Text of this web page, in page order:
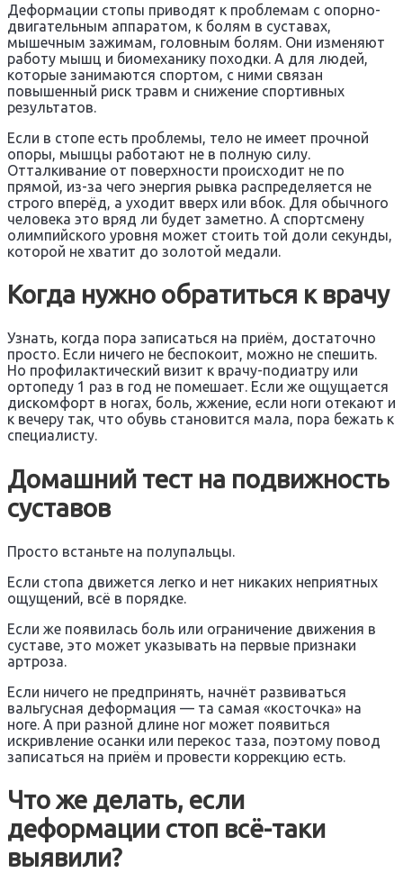
Деформации стопы приводят к проблемам с опорно-
двигательным аппаратом, к болям в суставах,
мышечным зажимам, головным болям. Они изменяют
работу мышц и биомеханику походки. А для людей,
которые занимаются спортом, с ними связан
повышенный риск травм и снижение спортивных
результатов.
Если в стопе есть проблемы, тело не имеет прочной
опоры, мышцы работают не в полную силу.
Отталкивание от поверхности происходит не по
прямой, из-за чего энергия рывка распределяется не
строго вперёд, а уходит вверх или вбок. Для обычного
человека это вряд ли будет заметно. А спортсмену
олимпийского уровня может стоить той доли секунды,
которой не хватит до золотой медали.
Когда нужно обратиться к врачу
Узнать, когда пора записаться на приём, достаточно
просто. Если ничего не беспокоит, можно не спешить.
Но профилактический визит к врачу-подиатру или
ортопеду 1 раз в год не помешает. Если же ощущается
дискомфорт в ногах, боль, жжение, если ноги отекают и
к вечеру так, что обувь становится мала, пора бежать к
специалисту.
Домашний тест на подвижность
суставов
Просто встаньте на полупальцы.
Если стопа движется легко и нет никаких неприятных
ощущений, всё в порядке.
Если же появилась боль или ограничение движения в
суставе, это может указывать на первые признаки
артроза.
Если ничего не предпринять, начнёт развиваться
вальгусная деформация — та самая «косточка» на
ноге. А при разной длине ног может появиться
искривление осанки или перекос таза, поэтому повод
записаться на приём и провести коррекцию есть.
Что же делать, если
деформации стоп всё-таки
выявили?